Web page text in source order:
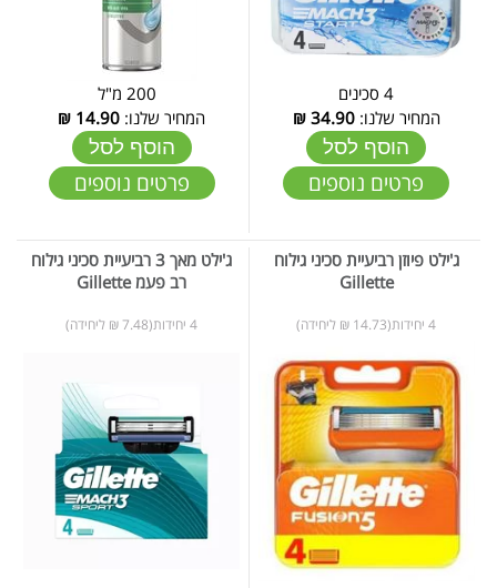
4 סכינים
המחיר שלנו:34.90
₪
הוסף לסל
פרטים נוספים
המחיר שלנו: 14.90
₪
הוסף לסל
פרטים נוספים
ג'ילט פיוזן רביעיית סכיני גילוח
Gillette
4 יחידות(14.73 ₪ ליחידה)
ג'ילט מאך 3 רביעיית סכיני גילוח
רב פעמ Gillette
4 יחידות(7.48 ₪ ליחידה)